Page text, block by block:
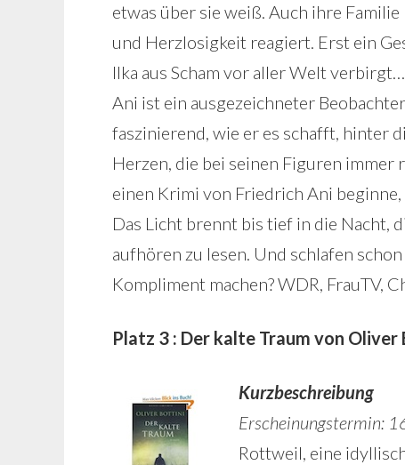
etwas über sie weiß. Auch ihre
und Herzlosigkeit reagiert. Erst ein
Ilka aus Scham vor aller Welt verbirgt…
Ani ist ein ausgezeichneter
faszinierend, wie er es schafft, hinter
Herzen, die bei seinen Figuren
einen Krimi von Friedrich Ani
Das Licht brennt bis tief in die Nacht,
aufhören zu lesen. Und schlafen
Kompliment machen? WDR, FrauTV,
Platz 3 : Der kalte Traum von
Kurzbeschreibung
Erscheinungstermin:
Rottweil, eine